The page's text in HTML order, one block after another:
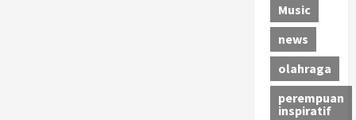
Music
news
olahraga
perempuan
inspiratif